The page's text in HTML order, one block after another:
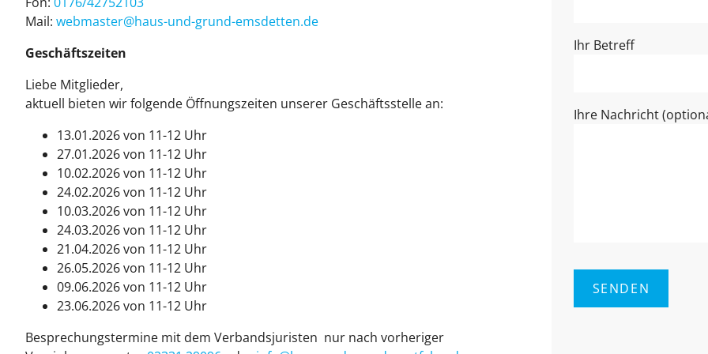
Mail: web­mas­ter@haus-und-grund-ems­det­ten.de
Geschäftszeiten
Liebe Mitglieder,
aktuell bieten wir folgende Öffnungszeiten unserer Geschäftsstelle an:
13.01.2026 von 11-12 Uhr
27.01.2026 von 11-12 Uhr
10.02.2026 von 11-12 Uhr
24.02.2026 von 11-12 Uhr
10.03.2026 von 11-12 Uhr
24.03.2026 von 11-12 Uhr
21.04.2026 von 11-12 Uhr
26.05.2026 von 11-12 Uhr
09.06.2026 von 11-12 Uhr
23.06.2026 von 11-12 Uhr
Besprechungstermine mit dem Verbandsjuristen nur nach vorheriger
Ihr Betreff
Ihre Nachricht